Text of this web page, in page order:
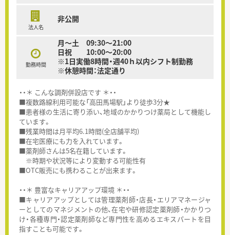
法人名
非公開
勤務時間
月～土 09:30～21:00
日祝 10:00～20:00
※1日実働8時間・週40ｈ以内シフト制勤務
※休憩時間：法定通り
・・＊ こんな調剤併設店です ＊・・
■複数路線利用可能な「高田馬場駅」より徒歩3分★
■患者様の生活に寄り添い、地域のかかりつけ薬局として機能し
ています。
■残業時間は月平均6.1時間(全店舗平均)
■在宅医療にも力を入れています。
■薬剤師さんは5名在籍しています。
※時期や状況等により変動する可能性有
■OTC販売にも携わることが出来ます。
・・＊ 豊富なキャリアアップ環境 ＊・・
■キャリアアップとしては管理薬剤師・店長・エリアマネージャ
ーとしてのマネジメントの他、在宅や研修認定薬剤師・かかりつ
け・各種専門・認定薬剤師など専門性を高めるエキスパートを目
指すことも可能です。